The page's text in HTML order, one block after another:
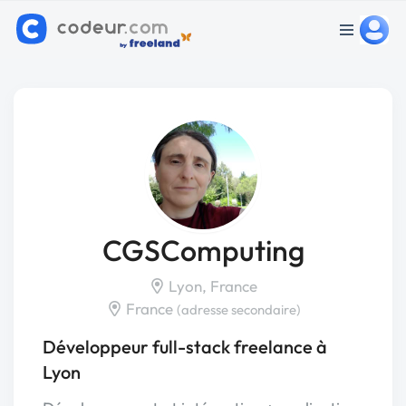
CGSComputing
Lyon, France
France (adresse secondaire)
Développeur full-stack freelance à
Lyon